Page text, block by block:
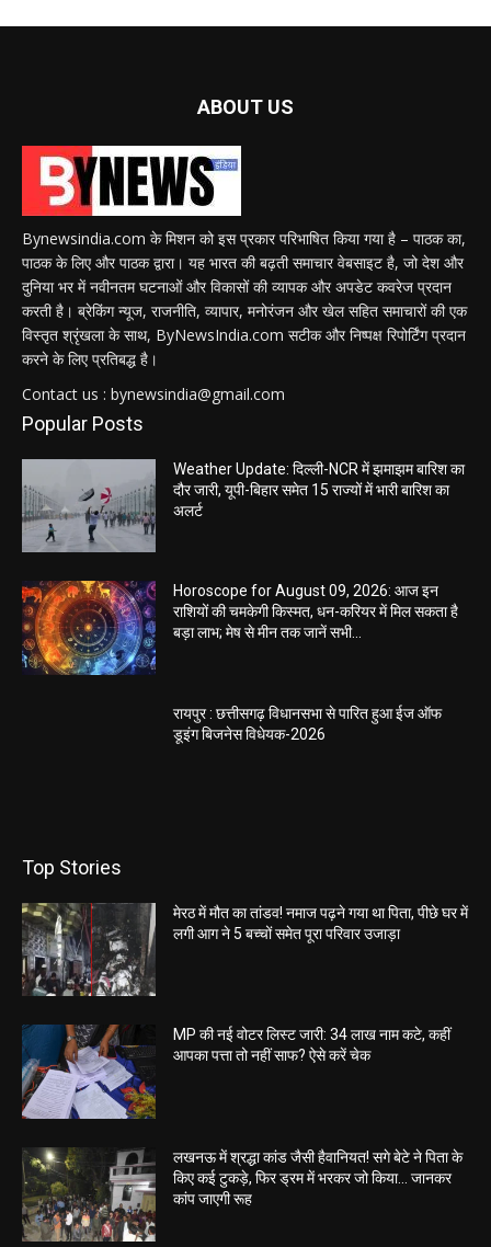
ABOUT US
Bynewsindia.com के मिशन को इस प्रकार परिभाषित किया गया है – पाठक का,
पाठक के लिए और पाठक द्वारा। यह भारत की बढ़ती समाचार वेबसाइट है, जो देश और
दुनिया भर में नवीनतम घटनाओं और विकासों की व्यापक और अपडेट कवरेज प्रदान
करती है। ब्रेकिंग न्यूज, राजनीति, व्यापार, मनोरंजन और खेल सहित समाचारों की एक
विस्तृत श्रृंखला के साथ, ByNewsIndia.com सटीक और निष्पक्ष रिपोर्टिंग प्रदान
करने के लिए प्रतिबद्ध है।
Contact us : bynewsindia@gmail.com
Popular Posts
Weather Update: दिल्ली-NCR में झमाझम बारिश का
दौर जारी, यूपी-बिहार समेत 15 राज्यों में भारी बारिश का
अलर्ट
Horoscope for August 09, 2026: आज इन
राशियों की चमकेगी किस्मत, धन-करियर में मिल सकता है
बड़ा लाभ; मेष से मीन तक जानें सभी...
रायपुर : छत्तीसगढ़ विधानसभा से पारित हुआ ईज ऑफ
डूइंग बिजनेस विधेयक-2026
Top Stories
मेरठ में मौत का तांडव! नमाज पढ़ने गया था पिता, पीछे घर में
लगी आग ने 5 बच्चों समेत पूरा परिवार उजाड़ा
MP की नई वोटर लिस्ट जारी: 34 लाख नाम कटे, कहीं
आपका पत्ता तो नहीं साफ? ऐसे करें चेक
लखनऊ में श्रद्धा कांड जैसी हैवानियत! सगे बेटे ने पिता के
किए कई टुकड़े, फिर ड्रम में भरकर जो किया… जानकर
कांप जाएगी रूह